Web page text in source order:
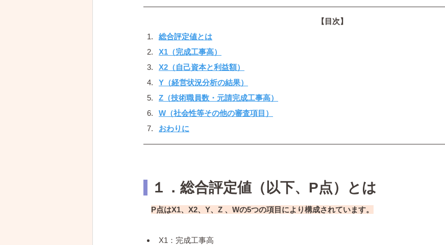
【目次】
総合評定値とは
X1（完成工事高）
X2（自己資本と利益額）
Y（経営状況分析の結果）
Z（技術職員数・元請完成工事高）
W（社会性等その他の審査項目）
おわりに
１．総合評定値（以下、P点）とは
P点はX1、X2、Y、Z 、Wの5つの項目により構成されています。
X1：完成工事高